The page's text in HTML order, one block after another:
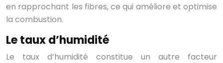
en rapprochant les fibres, ce qui améliore et optimise
la combustion.
Le taux d’humidité
Le taux d’humidité constitue un autre facteur